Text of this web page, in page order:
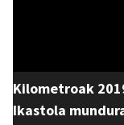
Kilometroak
Ikastola